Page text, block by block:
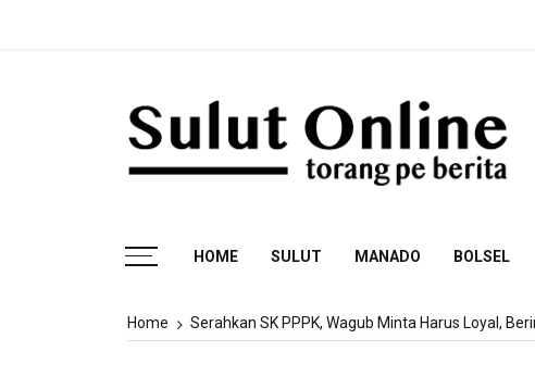
Fakta Sidang
HOME SULUT MANADO BOLSEL
Home Serahkan SK PPPK, Wagub Minta Harus Loyal,